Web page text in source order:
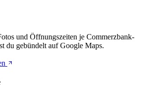
und Öffnungszeiten je Commerzbank-
du gebündelt auf Google Maps.